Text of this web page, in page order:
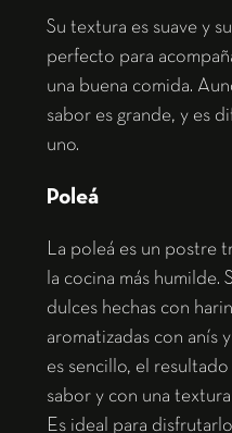
Su textura es suave y
perfecto para
una buena comida.
sabor es grande, y es
uno.
Poleá
La poleá es un postre
la cocina más humilde.
dulces hechas con
aromatizadas con anís
es sencillo, el
sabor y con una
Es ideal para